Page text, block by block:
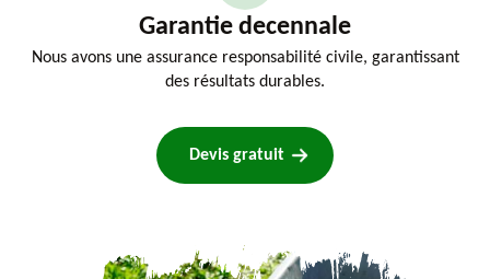
Garantie decennale
Nous avons une assurance responsabilité civile, garantissant
des résultats durables.
Devis gratuit